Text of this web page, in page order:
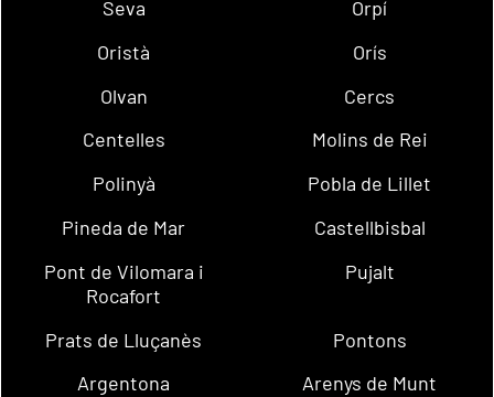
Seva
Orpí
Oristà
Orís
Olvan
Cercs
Centelles
Molins de Rei
Polinyà
Pobla de Lillet
Pineda de Mar
Castellbisbal
Pont de Vilomara i
Rocafort
Pujalt
Prats de Lluçanès
Pontons
Argentona
Arenys de Munt